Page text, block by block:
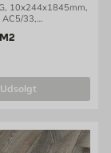
10x244x1845mm,
33,
/m2
udsolgt